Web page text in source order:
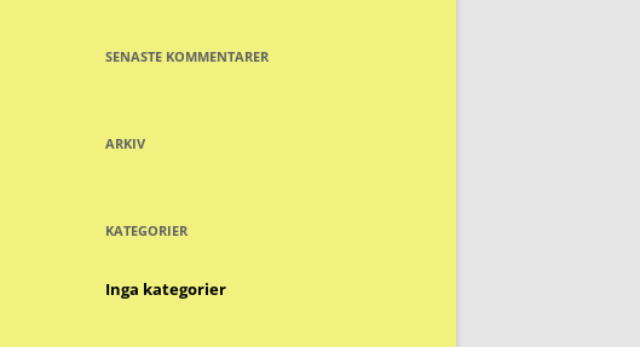
SENASTE KOMMENTARER
ARKIV
KATEGORIER
Inga kategorier